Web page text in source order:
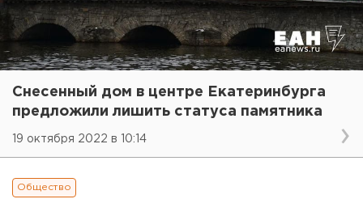
Снесенный дом в центре Екатеринбурга
предложили лишить статуса памятника
19 октября 2022 в 10:14
Общество